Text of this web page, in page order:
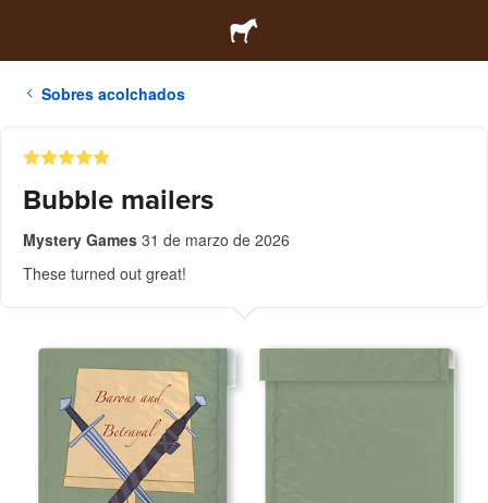
Sobres acolchados
Bubble mailers
Mystery Games 31 de marzo de 2026
These turned out great!